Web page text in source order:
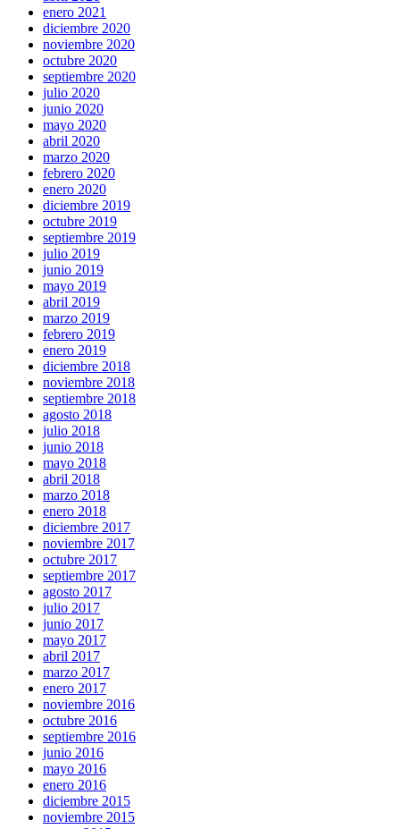
enero 2021
diciembre 2020
noviembre 2020
octubre 2020
septiembre 2020
julio 2020
junio 2020
mayo 2020
abril 2020
marzo 2020
febrero 2020
enero 2020
diciembre 2019
octubre 2019
septiembre 2019
julio 2019
junio 2019
mayo 2019
abril 2019
marzo 2019
febrero 2019
enero 2019
diciembre 2018
noviembre 2018
septiembre 2018
agosto 2018
julio 2018
junio 2018
mayo 2018
abril 2018
marzo 2018
enero 2018
diciembre 2017
noviembre 2017
octubre 2017
septiembre 2017
agosto 2017
julio 2017
junio 2017
mayo 2017
abril 2017
marzo 2017
enero 2017
noviembre 2016
octubre 2016
septiembre 2016
junio 2016
mayo 2016
enero 2016
diciembre 2015
noviembre 2015